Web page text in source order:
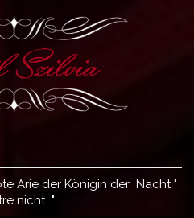
Arie der Königin der Nacht "
nicht..."